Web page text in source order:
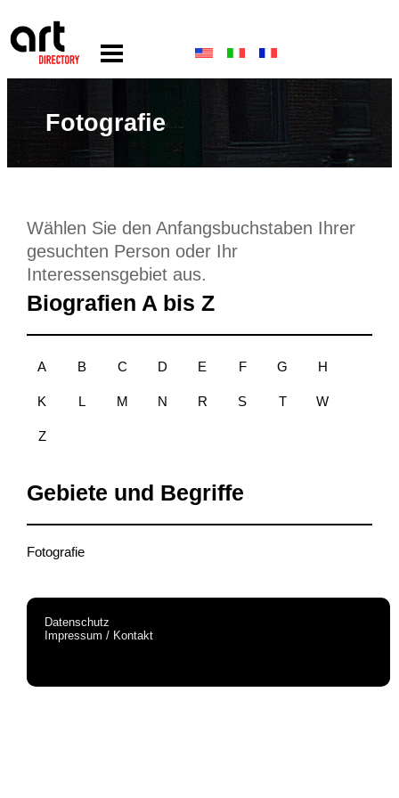
Fotografie
Wählen Sie den Anfangsbuchstaben Ihrer
gesuchten Person oder Ihr
Interessensgebiet aus.
Biografien A bis Z
A B C D E F G H
K L M N R S T W
Z
Gebiete und Begriffe
Fotografie
Datenschutz
Impressum / Kontakt